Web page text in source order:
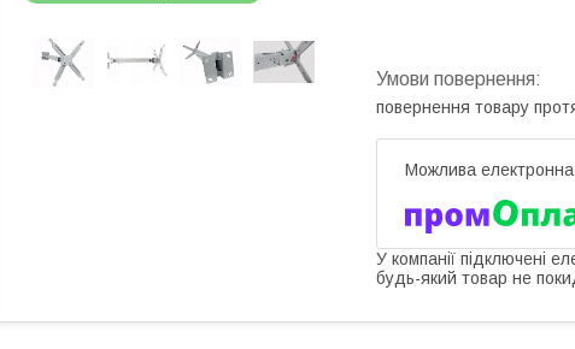
повернення товару
У компанії підключені
будь-який товар не